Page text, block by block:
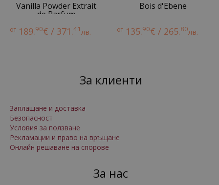
Vanilla Powder Extrait
de Parfum
от 189.90€ / 371.41лв.
Bois d'Ebene
от 135.90€ / 265.80лв.
За клиенти
Заплащане и доставка
Безопасност
Условия за ползване
Рекламации и право на връщане
Онлайн решаване на спорове
За нас